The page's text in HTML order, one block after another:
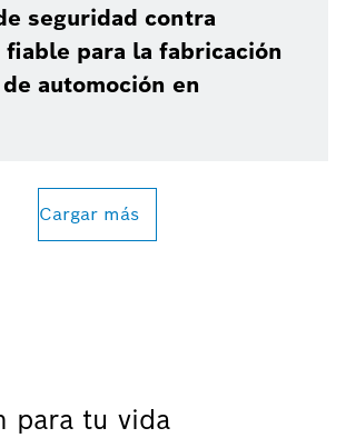
seguridad contra
para la fabricación
automoción en
Cargar más
para tu vida